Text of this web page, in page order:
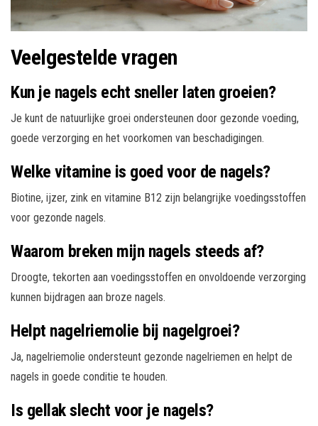
Veelgestelde vragen
Kun je nagels echt sneller laten groeien?
Je kunt de natuurlijke groei ondersteunen door gezonde voeding,
goede verzorging en het voorkomen van beschadigingen.
Welke vitamine is goed voor de nagels?
Biotine, ijzer, zink en vitamine B12 zijn belangrijke voedingsstoffen
voor gezonde nagels.
Waarom breken mijn nagels steeds af?
Droogte, tekorten aan voedingsstoffen en onvoldoende verzorging
kunnen bijdragen aan broze nagels.
Helpt nagelriemolie bij nagelgroei?
Ja, nagelriemolie ondersteunt gezonde nagelriemen en helpt de
nagels in goede conditie te houden.
Is gellak slecht voor je nagels?